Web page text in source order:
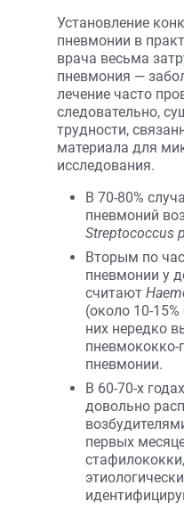
Установление
пневмонии в
врача весьма
пневмония —
лечение часто
следовательно,
трудности,
материала для
исследования.
В 70-80%
пневмоний
Streptococcus
Вторым по
пневмонии у
считают
(около 10-
них нередко
пневмококко-
пневмонии.
В 60-70-х
довольно
первых